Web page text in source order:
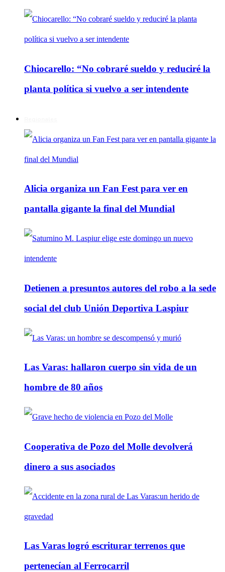
Chiocarello: “No cobraré sueldo y reduciré la
planta política si vuelvo a ser intendente
Alicia organiza un Fan Fest para ver en
pantalla gigante la final del Mundial
Detienen a presuntos autores del robo a la sede
social del club Unión Deportiva Laspiur
Las Varas: hallaron cuerpo sin vida de un
hombre de 80 años
Cooperativa de Pozo del Molle devolverá
dinero a sus asociados
Las Varas logró escriturar terrenos que
pertenecían al Ferrocarril